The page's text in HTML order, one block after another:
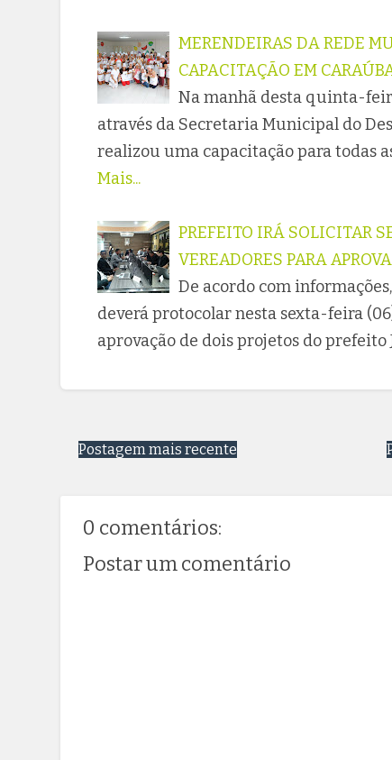
MERENDEIRAS DA REDE
CAPACITAÇÃO EM
Na manhã desta quinta-
através da Secretaria Municipal do
realizou uma capacitação para todas
Mais...
PREFEITO IRÁ SOLICITAR
VEREADORES PARA
De acordo com
deverá protocolar nesta sexta-feira
aprovação de dois projetos do prefeito
Postagem mais recente
0 comentários:
Postar um comentário